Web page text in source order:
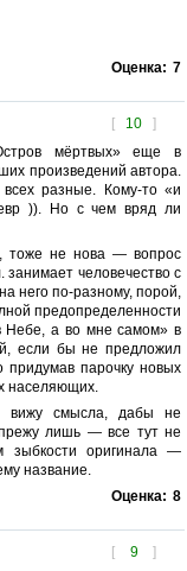
Оценка: 7
[ 10 ]
мёртвых» еще в
произведений автора.
разные. Кому-то «и
)). Но с чем вряд ли
тоже не нова — вопрос
человечество с
него по-разному, порой,
предопределенности
Небе, а во мне самом» в
если бы не предложил
придумав парочку новых
населяющих.
вижу смысла, дабы не
лишь — все тут не
зыбкости оригинала —
название.
Оценка: 8
[ 9 ]